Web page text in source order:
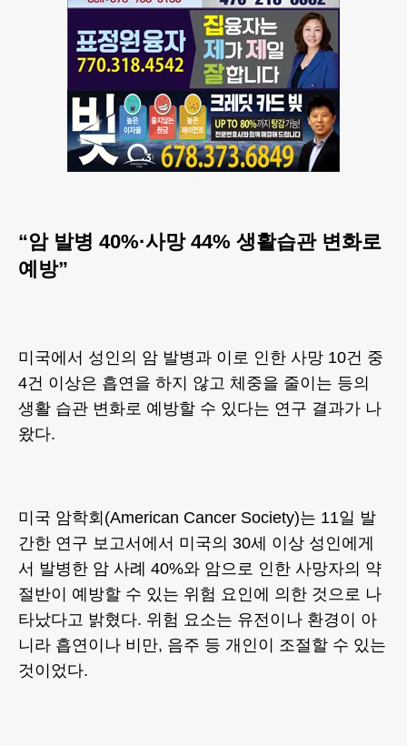
“암 발병 40%·사망 44% 생활습관 변화로
예방”
미국에서 성인의 암 발병과 이로 인한 사망 10건 중
4건 이상은 흡연을 하지 않고 체중을 줄이는 등의
생활 습관 변화로 예방할 수 있다는 연구 결과가 나
왔다.
미국 암학회(American Cancer Society)는 11일 발
간한 연구 보고서에서 미국의 30세 이상 성인에게
서 발병한 암 사례 40%와 암으로 인한 사망자의 약
절반이 예방할 수 있는 위험 요인에 의한 것으로 나
타났다고 밝혔다. 위험 요소는 유전이나 환경이 아
니라 흡연이나 비만, 음주 등 개인이 조절할 수 있는
것이었다.